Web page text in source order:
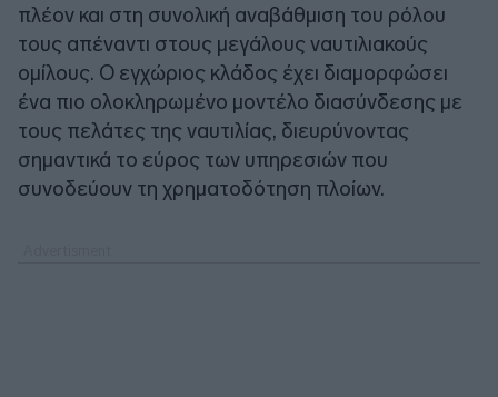
πλέον και στη συνολική αναβάθμιση του ρόλου
τους απέναντι στους μεγάλους ναυτιλιακούς
ομίλους. Ο εγχώριος κλάδος έχει διαμορφώσει
ένα πιο ολοκληρωμένο μοντέλο διασύνδεσης με
τους πελάτες της ναυτιλίας, διευρύνοντας
σημαντικά το εύρος των υπηρεσιών που
συνοδεύουν τη χρηματοδότηση πλοίων.